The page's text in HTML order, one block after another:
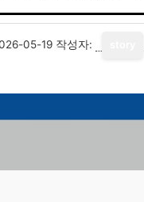
05-19 작성자: